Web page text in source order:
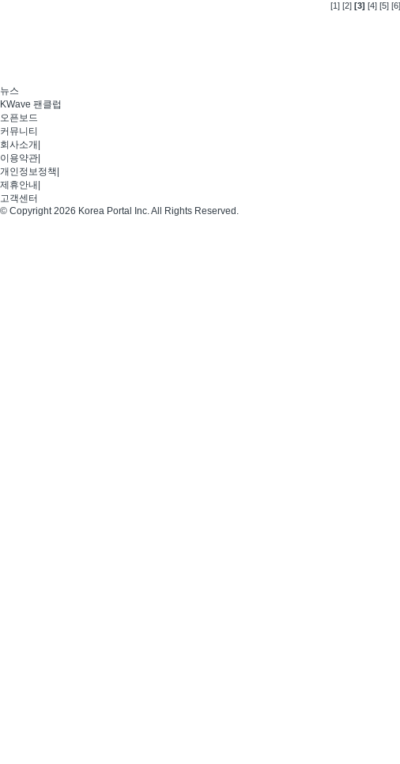
[1] [2] [3] [4] [5] [6]
뉴스
KWave 팬클럽
오픈보드
커뮤니티
회사소개
이용약관
개인정보정책
제휴안내
고객센터
© Copyright 2026 Korea Portal Inc. All Rights Reserved.